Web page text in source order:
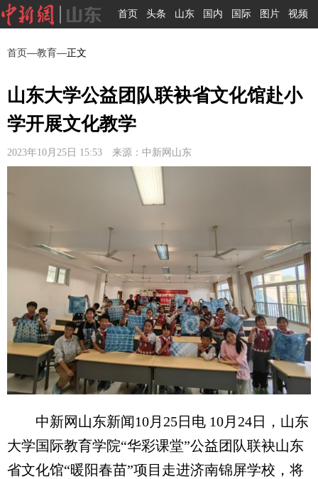
首页 头条 山东 国内 国际 图片 视频
首页—教育—正文
山东大学公益团队联袂省文化馆赴小
学开展文化教学
2023年10月25日 15:53 来源：中新网山东
中新网山东新闻10月25日电 10月24日，山东
大学国际教育学院“华彩课堂”公益团队联袂山东
省文化馆“暖阳春苗”项目走进济南锦屏学校，将